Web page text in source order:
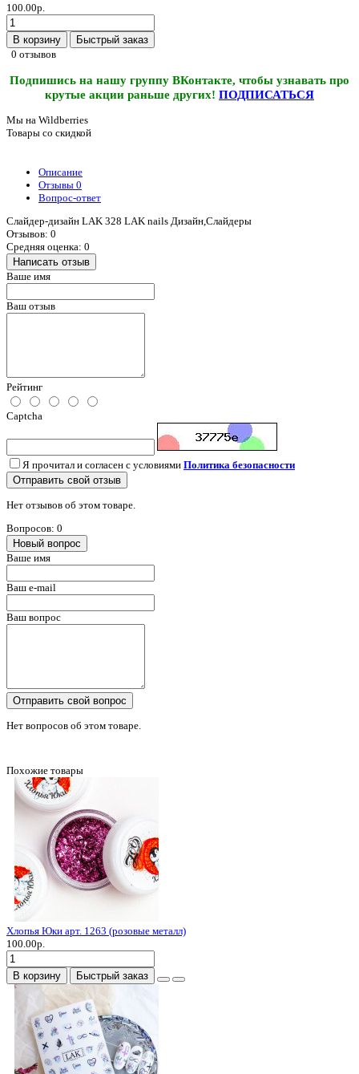
100.00р.
В корзину
Быстрый заказ
0 отзывов
Подпишись на нашу группу ВКонтакте, чтобы узнавать про
крутые акции раньше других! ПОДПИСАТЬСЯ
Мы на Wildberries
Товары со скидкой
Описание
Отзывы 0
Вопрос-ответ
Слайдер-дизайн LAK 328 LAK nails Дизайн,Слайдеры
Отзывов: 0
Средняя оценка: 0
Написать отзыв
Ваше имя
Ваш отзыв
Рейтинг
Captcha
Я прочитал и согласен с условиями Политика безопасности
Отправить свой отзыв
Нет отзывов об этом товаре.
Вопросов: 0
Новый вопрос
Ваше имя
Ваш e-mail
Ваш вопрос
Отправить свой вопрос
Нет вопросов об этом товаре.
Похожие товары
Хлопья Юки арт. 1263 (розовые металл)
100.00р.
В корзину Быстрый заказ